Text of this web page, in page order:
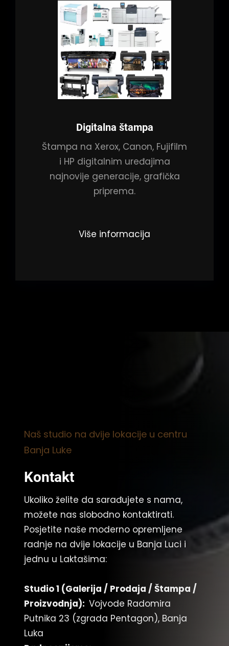
Digitalna štampa
Štampa na Xerox, Canon, Fujifilm
i HP digitalnim uređajima
najnovije generacije, grafička
priprema.
Više informacija
Naš studio na dvije lokacije u centru
Banja Luke
Kontakt
Ukoliko želite da sarađujete s nama,
možete nas slobodno kontaktirati.
Posjetite naše moderno opremljene
radnje na dvije lokacije u Banja Luci i
jednu u Laktašima:
Studio 1 (Galerija / Prodaja / Štampa /
Proizvodnja): Vojvode Radomira
Putnika 23 (zgrada Pentagon), Banja
Luka